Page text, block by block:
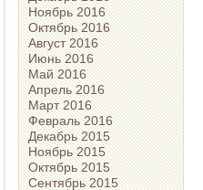
Ноябрь 2016
Октябрь 2016
Август 2016
Июнь 2016
Май 2016
Апрель 2016
Март 2016
Февраль 2016
Декабрь 2015
Ноябрь 2015
Октябрь 2015
Сентябрь 2015